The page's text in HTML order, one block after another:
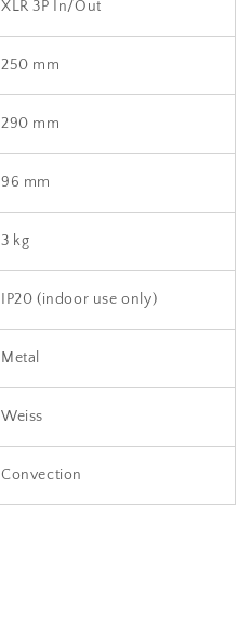
XLR 3P In/Out
250 mm
290 mm
96 mm
3 kg
IP20 (indoor use only)
Metal
Weiss
Convection